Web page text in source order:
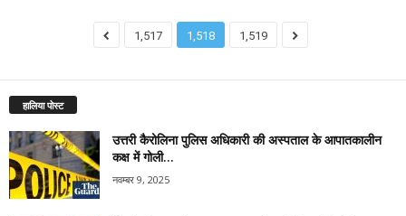
1,517 1,518 1,519
हालिया पोस्ट
उत्तरी कैरोलिना पुलिस अधिकारी की अस्पताल के आपातकालीन
कक्ष में गोली...
नवम्बर 9, 2025